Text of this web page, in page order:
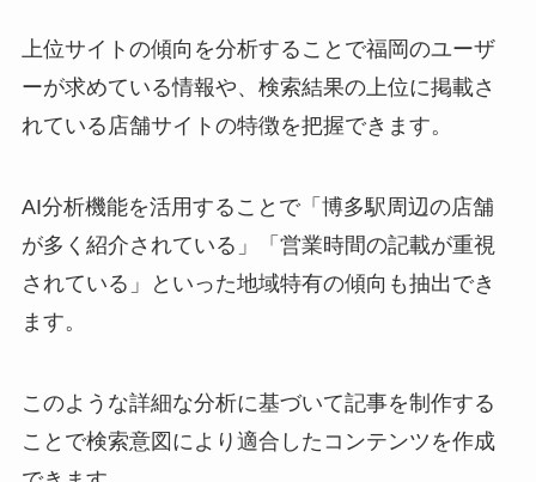
上位サイトの傾向を分析することで福岡のユーザ
ーが求めている情報や、検索結果の上位に掲載さ
れている店舗サイトの特徴を把握できます。
AI分析機能を活用することで「博多駅周辺の店舗
が多く紹介されている」「営業時間の記載が重視
されている」といった地域特有の傾向も抽出でき
ます。
このような詳細な分析に基づいて記事を制作する
ことで検索意図により適合したコンテンツを作成